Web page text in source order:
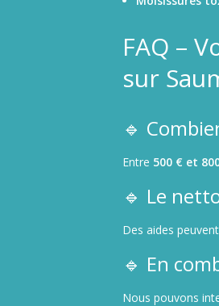
FAQ –
sur
🔹
Entre 500 € et
🔹 Le
Des aides
🔹 En
Nous pouvons